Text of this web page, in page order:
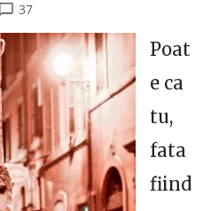
37
Poat
e ca
tu,
fata
fiind